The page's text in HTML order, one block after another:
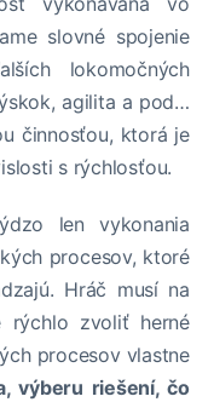
slovné spojenie
lokomočných
agilita a pod…
činnosťou, ktorá je
s rýchlosťou.
len vykonania
procesov, ktoré
Hráč musí na
rýchlo zvoliť herné
procesov vlastne
výberu riešení, čo